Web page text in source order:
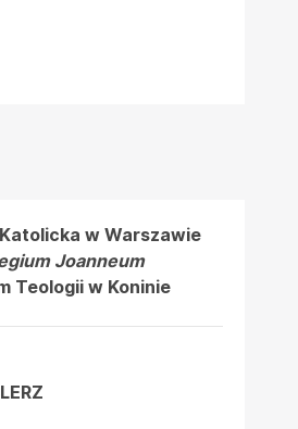
w Warszawie
Joanneum
Teologii w Koninie